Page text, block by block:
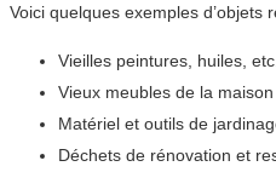
Voici quelques exemples d’objets
Vieilles peintures, huiles, etc.
Vieux meubles de la
Matériel et outils de
Déchets de rénovation et